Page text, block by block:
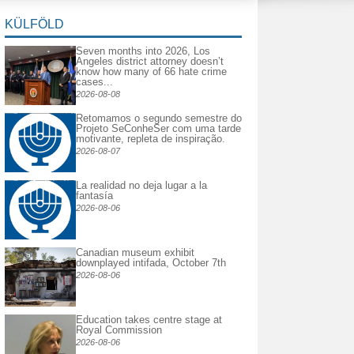
KÜLFÖLD
Seven months into 2026, Los
Angeles district attorney doesn’t
know how many of 66 hate crime
cases...
2026-08-08
Retomamos o segundo semestre do
Projeto SeConheSer com uma tarde
motivante, repleta de inspiração.
2026-08-07
La realidad no deja lugar a la
fantasía
2026-08-06
Canadian museum exhibit
downplayed intifada, October 7th
2026-08-06
Education takes centre stage at
Royal Commission
2026-08-06